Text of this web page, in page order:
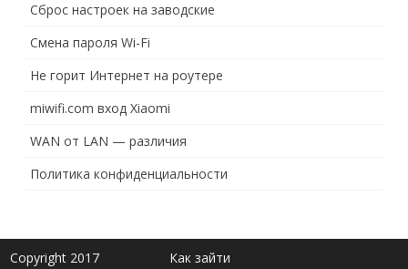
Сброс настроек на заводские
Смена пароля Wi-Fi
Не горит Интернет на роутере
miwifi.com вход Xiaomi
WAN от LAN — различия
Политика конфиденциальности
Copyright 2017 Как зайти